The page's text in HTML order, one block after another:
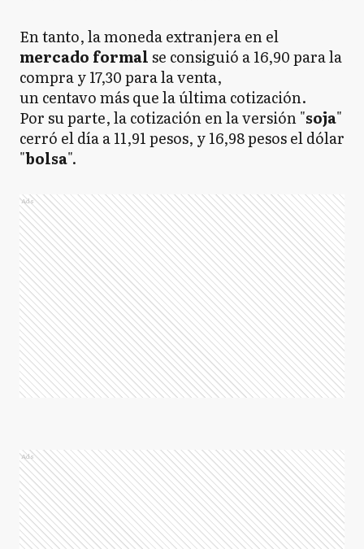
En tanto, la moneda extranjera en el
mercado formalse consiguió a 16,90 para la
compra y 17,30 para la venta,
un centavo más que la última cotización.
Por su parte, la cotización en la versión "soja"
cerró el día a 11,91 pesos, y 16,98 pesos el dólar
"bolsa".
Ads
Ads